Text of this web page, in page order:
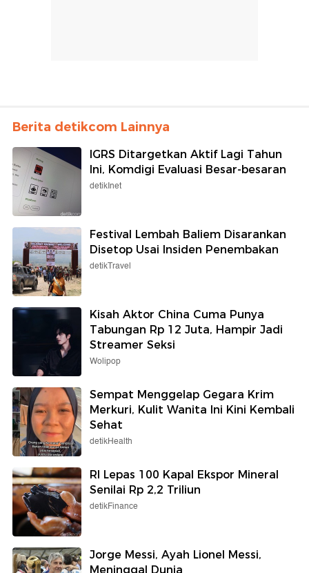
Berita detikcom Lainnya
IGRS Ditargetkan Aktif Lagi Tahun
Ini, Komdigi Evaluasi Besar-besaran
detikInet
Festival Lembah Baliem Disarankan
Disetop Usai Insiden Penembakan
detikTravel
Kisah Aktor China Cuma Punya
Tabungan Rp 12 Juta, Hampir Jadi
Streamer Seksi
Wolipop
Sempat Menggelap Gegara Krim
Merkuri, Kulit Wanita Ini Kini Kembali
Sehat
detikHealth
RI Lepas 100 Kapal Ekspor Mineral
Senilai Rp 2,2 Triliun
detikFinance
Jorge Messi, Ayah Lionel Messi,
Meninggal Dunia